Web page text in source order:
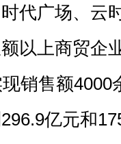
代广场、云
以上商贸企
销售额4000
亿元和